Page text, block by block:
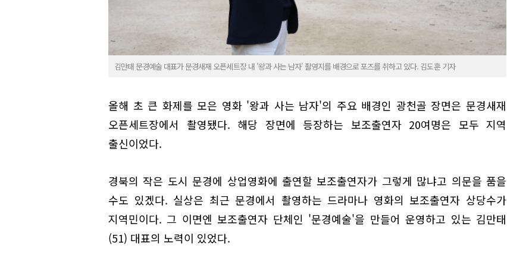
김만태 문경예술 대표가 문경새재 오픈세트장 내 '왕과 사는 남자' 촬영지를 배경으로 포즈를 취하고 있다. 김도훈 기자
올해 초 큰 화제를 모은 영화 '왕과 사는 남자'의 주요 배경인 광천골 장면은 문경새재
오픈세트장에서 촬영됐다. 해당 장면에 등장하는 보조출연자 20여명은 모두 지역
출신이었다.
경북의 작은 도시 문경에 상업영화에 출연할 보조출연자가 그렇게 많냐고 의문을 품을
수도 있겠다. 실상은 최근 문경에서 촬영하는 드라마나 영화의 보조출연자 상당수가
지역민이다. 그 이면엔 보조출연자 단체인 '문경예술'을 만들어 운영하고 있는 김만태
(51) 대표의 노력이 있었다.